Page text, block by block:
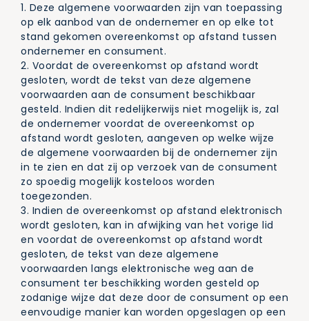
1. Deze algemene voorwaarden zijn van toepassing
op elk aanbod van de ondernemer en op elke tot
stand gekomen overeenkomst op afstand tussen
ondernemer en consument.
2. Voordat de overeenkomst op afstand wordt
gesloten, wordt de tekst van deze algemene
voorwaarden aan de consument beschikbaar
gesteld. Indien dit redelijkerwijs niet mogelijk is, zal
de ondernemer voordat de overeenkomst op
afstand wordt gesloten, aangeven op welke wijze
de algemene voorwaarden bij de ondernemer zijn
in te zien en dat zij op verzoek van de consument
zo spoedig mogelijk kosteloos worden
toegezonden.
3. Indien de overeenkomst op afstand elektronisch
wordt gesloten, kan in afwijking van het vorige lid
en voordat de overeenkomst op afstand wordt
gesloten, de tekst van deze algemene
voorwaarden langs elektronische weg aan de
consument ter beschikking worden gesteld op
zodanige wijze dat deze door de consument op een
eenvoudige manier kan worden opgeslagen op een